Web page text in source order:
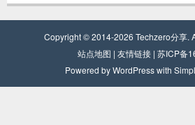
Copyright © 2014-2026 Techzero分享.
站点地图 | 友情链接 | 苏ICP备
Powered byWordPresswith